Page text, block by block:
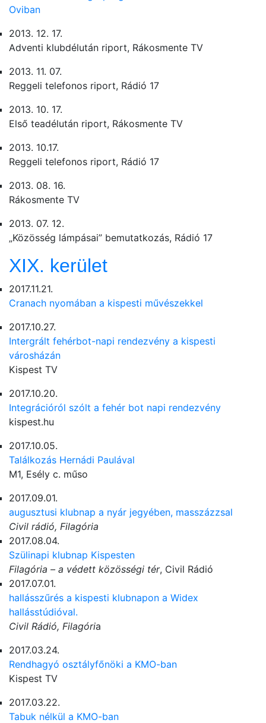
Oviban
2013. 12. 17.
Adventi klubdélután riport, Rákosmente TV
2013. 11. 07.
Reggeli telefonos riport, Rádió 17
2013. 10. 17.
Első teadélután riport, Rákosmente TV
2013. 10.17.
Reggeli telefonos riport, Rádió 17
2013. 08. 16.
Rákosmente TV
2013. 07. 12.
„Közösség lámpásai” bemutatkozás, Rádió 17
XIX. kerület
2017.11.21.
Cranach nyomában a kispesti művészekkel
2017.10.27.
Intergrált fehérbot-napi rendezvény a kispesti
városházán
Kispest TV
2017.10.20.
Integrációról szólt a fehér bot napi rendezvény
kispest.hu
2017.10.05.
Találkozás Hernádi Paulával
M1, Esély c. műso
2017.09.01.
augusztusi klubnap a nyár jegyében, masszázzsal
Civil rádió, Filagória
2017.08.04.
Szülinapi klubnap Kispesten
Filagória – a védett közösségi tér, Civil Rádió
2017.07.01.
hallásszűrés a kispesti klubnapon a Widex
hallásstúdióval.
Civil Rádió, Filagória
2017.03.24.
Rendhagyó osztályfőnöki a KMO-ban
Kispest TV
2017.03.22.
Tabuk nélkül a KMO-ban